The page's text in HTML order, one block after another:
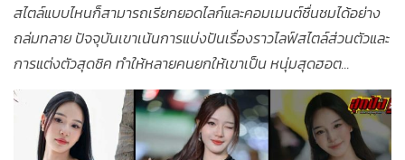
สไตล์แบบไหนก็สามารถเรียกยอดไลก์และคอมเมนต์ชื่นชมได้อย่าง
ถล่มทลาย ปัจจุบันเขาเน้นการแบ่งปันเรื่องราวไลฟ์สไตล์ส่วนตัวและ
การแต่งตัวสุดชิค ทำให้หลายคนยกให้เขาเป็น หนุ่มสุดฮอต...